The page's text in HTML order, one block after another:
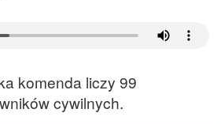
komenda liczy 99
cywilnych.